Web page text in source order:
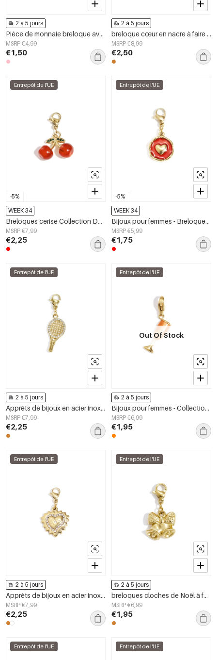
2 à 5 jours
Pièce de monnaie breloque avec cœurs à faire soi-même
MSRP €4,99
€1,50
2 à 5 jours
breloque cœur en nacre à faire soi-même
MSRP €8,99
€2,50
-5%
Entrepôt de l'UE
WEEK 34
Breloques cerise Collection Décontractée et Simple Bijoux Femme
MSRP €7,99
€2,25
-5%
Entrepôt de l'UE
WEEK 34
Bijoux pour femmes - Breloques en forme de cœur - Collection décontractée et simple pour tous les jours
MSRP €5,99
€1,75
Entrepôt de l'UE
2 à 5 jours
Apprêts de bijoux en acier inoxydable de forme irrégulière, collection Sports et Vie quotidienne, bijoux pour femmes
MSRP €7,99
€2,25
Entrepôt de l'UE
Out Of Stock
2 à 5 jours
Bijoux pour femmes - Collection Simple et Décontractée - Breloques Goblet
MSRP €6,99
€1,95
Entrepôt de l'UE
2 à 5 jours
Apprêts de bijoux en acier inoxydable Œil du diable Collection Simple et Décontractée pour femmes
MSRP €7,99
€2,25
Entrepôt de l'UE
2 à 5 jours
breloques cloches de Noël à faire soi-même
MSRP €6,99
€1,95
Entrepôt de l'UE Entrepôt de l'UE